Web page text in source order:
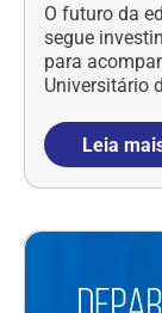
O futuro da
segue
para
Universitário
Leia